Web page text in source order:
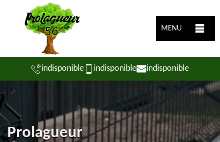
MENU
indisponible indisponible indisponible
Prolagueur